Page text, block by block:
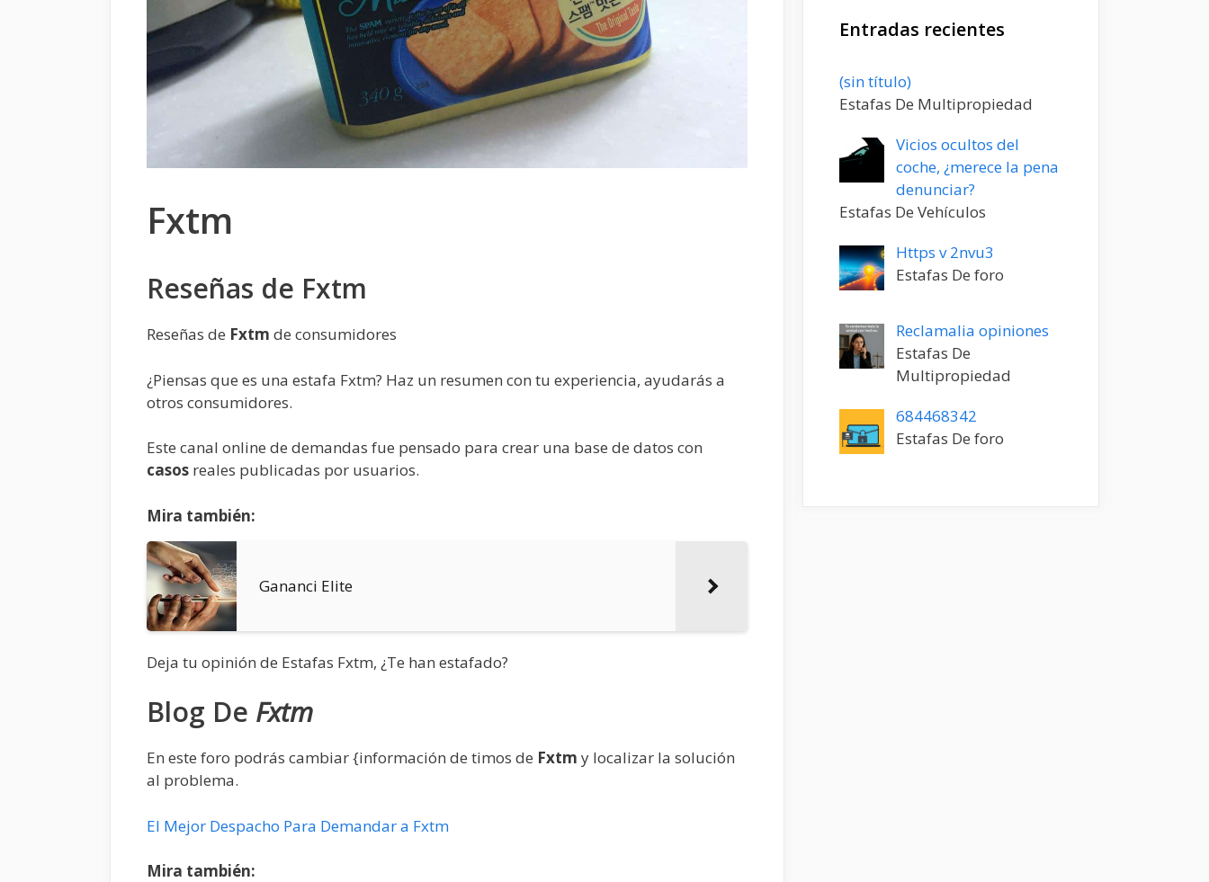
Fxtm
Reseñas de Fxtm
Reseñas de Fxtm de consumidores
¿Piensas que es una estafa Fxtm? Haz un resumen con tu experiencia, ayudarás a
otros consumidores.
Este canal online de demandas fue pensado para crear una base de datos con
casos reales publicadas por usuarios.
Mira también:
Gananci Elite
Deja tu opinión de Estafas Fxtm, ¿Te han estafado?
Blog De Fxtm
En este foro podrás cambiar {información de timos de Fxtm y localizar la solución
al problema.
El Mejor Despacho Para Demandar a Fxtm
Mira también:
Entradas recientes
(sin título)Entrada
20198
Estafas De Multipropiedad
Vicios ocultos del
coche, ¿merece la pena
denunciar?
Estafas De Vehículos
Https v 2nvu3
Estafas De foro
Reclamalia opiniones
Estafas De
Multipropiedad
684468342
Estafas De foro